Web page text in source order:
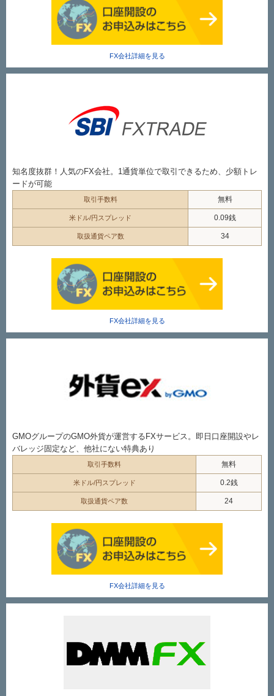
FX会社詳細を見る
知名度抜群！人気のFX会社。1通貨単位で取引できるため、少額トレ
ードが可能
取引手数料 無料
米ドル/円スプレッド 0.09銭
取扱通貨ペア数 34
FX会社詳細を見る
GMOグループのGMO外貨が運営するFXサービス。即日口座開設やレ
バレッジ固定など、他社にない特典あり
取引手数料 無料
米ドル/円スプレッド 0.2銭
取扱通貨ペア数 24
FX会社詳細を見る